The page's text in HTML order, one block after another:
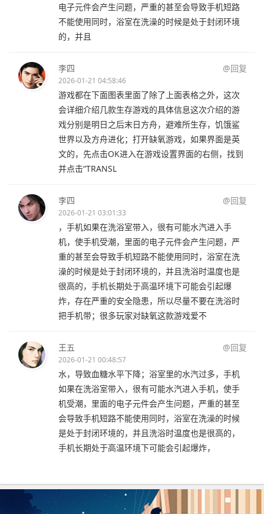
电子元件会产生问题，严重的甚至会导致手机短路
不能使用同时，浴室在洗澡的时候是处于封闭环境
的，并且
李四 @回复
2026-01-21 04:58:46
游戏都在下面图表里面了除了上面表格之外，这次
会详细介绍几款生存游戏的具体信息这次介绍的游
戏分别是明日之后末日方舟，避难所生存，饥饿鲨
世界以及方舟进化；打开缺氧游戏，如果界面是英
文的，先点击OK进入在游戏设置界面的右侧，找到
并点击“TRANSL
李四 @回复
2026-01-21 03:01:33
，手机如果在洗浴室带入，很有可能水汽进入手
机，使手机受潮，里面的电子元件会产生问题，严
重的甚至会导致手机短路不能使用同时，浴室在洗
澡的时候是处于封闭环境的，并且洗浴时温度也是
很高的，手机长期处于高温环境下可能会引起爆
炸，存在严重的安全隐患，所以尽量不要在洗浴时
把手机带；很多玩家对缺氧这款游戏爱不
王五 @回复
2026-01-21 00:48:57
水，导致血糖水平下降；浴室里的水汽过多，手机
如果在洗浴室带入，很有可能水汽进入手机，使手
机受潮，里面的电子元件会产生问题，严重的甚至
会导致手机短路不能使用同时，浴室在洗澡的时候
是处于封闭环境的，并且洗浴时温度也是很高的，
手机长期处于高温环境下可能会引起爆炸，